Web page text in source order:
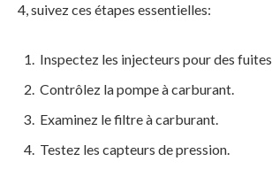
4, suivez ces étapes essentielles:
Inspectez les injecteurs pour des fuites.
Contrôlez la pompe à carburant.
Examinez le filtre à carburant.
Testez les capteurs de pression.